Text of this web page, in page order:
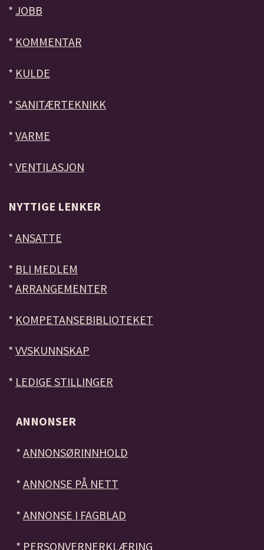
* JOBB
* KOMMENTAR
* KULDE
* SANITÆRTEKNIKK
* VARME
* VENTILASJON
NYTTIGE LENKER
* ANSATTE
* BLI MEDLEM
* ARRANGEMENTER
* KOMPETANSEBIBLIOTEKET
* VVSKUNNSKAP
* LEDIGE STILLINGER
ANNONSER
*ANNONSØRINNHOLD
*ANNONSE PÅ NETT
*ANNONSE I FAGBLAD
* PERSONVERNERKLÆRING